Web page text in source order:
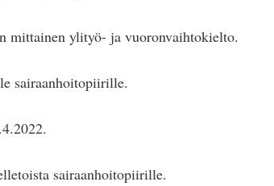
mittainen ylityö- ja vuoronvaihtokielto.
sairaanhoitopiirille.
sairaanhoitopiirille.